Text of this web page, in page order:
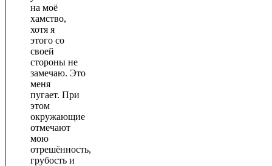
на моё
хамство,
хотя я
этого со
своей
стороны не
замечаю. Это
меня
пугает. При
этом
окружающие
отмечают
мою
отрешённость,
грубость и